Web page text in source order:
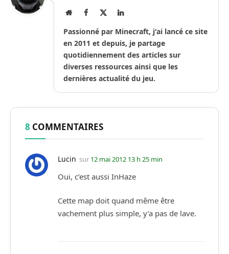
Site
Facebook
X
LinkedIn
Passionné par Minecraft, j'ai lancé ce site
en 2011 et depuis, je partage
quotidiennement des articles sur
diverses ressources ainsi que les
dernières actualité du jeu.
8 COMMENTAIRES
Lucin sur 12 mai 2012 13 h 25 min
Oui, c’est aussi InHaze
Cette map doit quand même être
vachement plus simple, y’a pas de lave.